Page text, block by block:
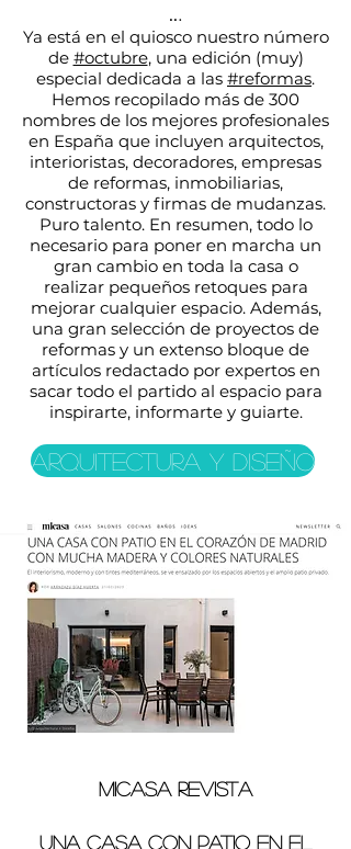
...
Ya está en el quiosco nuestro número
de #octubre, una edición (muy)
especial dedicada a las #reformas.
Hemos recopilado más de 300
nombres de los mejores profesionales
en España que incluyen arquitectos,
interioristas, decoradores, empresas
de reformas, inmobiliarias,
constructoras y firmas de mudanzas.
Puro talento. En resumen, todo lo
necesario para poner en marcha un
gran cambio en toda la casa o
realizar pequeños retoques para
mejorar cualquier espacio. Además,
una gran selección de proyectos de
reformas y un extenso bloque de
artículos redactado por expertos en
sacar todo el partido al espacio para
inspirarte, informarte y guiarte.
Arquitectura y diseño
MICASA REVISTA
UNA CASA CON PATIO EN EL